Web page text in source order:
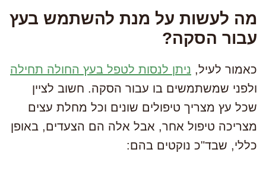
מה לעשות על מנת להשתמש בעץ
עבור הסקה?
כאמור לעיל, ניתן לנסות לטפל בעץ החולה תחילה
ולפני שמשתמשים בו עבור הסקה. חשוב לציין
שכל עץ מצריך טיפולים שונים וכל מחלת עצים
מצריכה טיפול אחר, אבל אלה הם הצעדים, באופן
כללי, שבד"כ נוקטים בהם: